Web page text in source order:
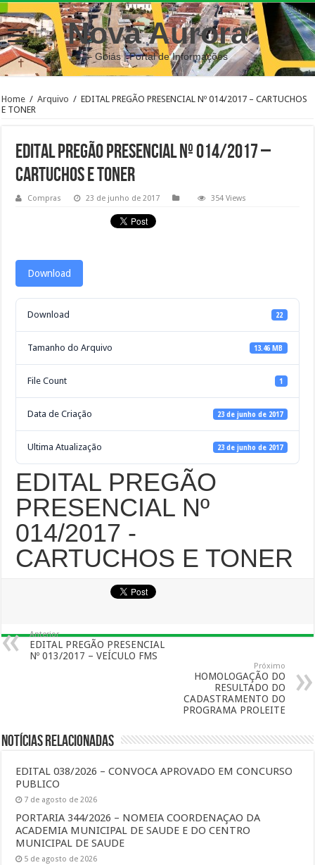
Nova Aurora
– Goiás | Portal de Informações
Home / Arquivo / EDITAL PREGÃO PRESENCIAL Nº 014/2017 – CARTUCHOS
E TONER
EDITAL PREGÃO PRESENCIAL Nº 014/2017 –
CARTUCHOS E TONER
Compras 23 de junho de 2017 354 Views
Download
Download 22
Tamanho do Arquivo 13.46 MB
File Count 1
Data de Criação 23 de junho de 2017
Ultima Atualização 23 de junho de 2017
EDITAL PREGÃO
PRESENCIAL Nº
014/2017 -
CARTUCHOS E TONER
Anterior
EDITAL PREGÃO PRESENCIAL
Nº 013/2017 – VEÍCULO FMS
Próximo
HOMOLOGAÇÃO DO
RESULTADO DO
CADASTRAMENTO DO
PROGRAMA PROLEITE
Notícias Relacionadas
EDITAL 038/2026 – CONVOCA APROVADO EM CONCURSO
PUBLICO
7 de agosto de 2026
PORTARIA 344/2026 – NOMEIA COORDENAÇAO DA
ACADEMIA MUNICIPAL DE SAUDE E DO CENTRO
MUNICIPAL DE SAUDE
5 de agosto de 2026